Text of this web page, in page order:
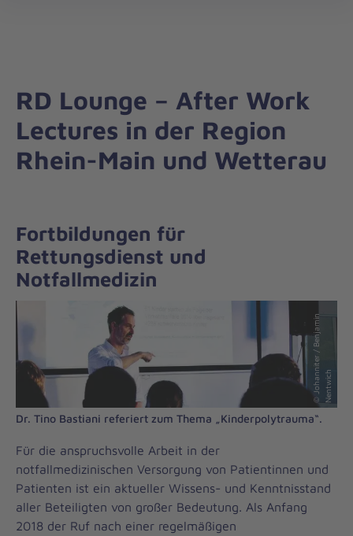
zum
RD Lounge – After Work
Lectures in der Region
Rhein-Main und Wetterau
Fortbildungen für
Rettungsdienst und
Notfallmedizin
©
J
o
h
a
n
ni
t
e
r
/
B
e
n
j
a
mi
n
N
e
n
t
wi
ch
Dr. Tino Bastiani referiert zum Thema „Kinderpolytrauma“.
Für die anspruchsvolle Arbeit in der
notfallmedizinischen Versorgung von Patientinnen und
Patienten ist ein aktueller Wissens- und Kenntnisstand
aller Beteiligten von großer Bedeutung. Als Anfang
2018 der Ruf nach einer regelmäßigen